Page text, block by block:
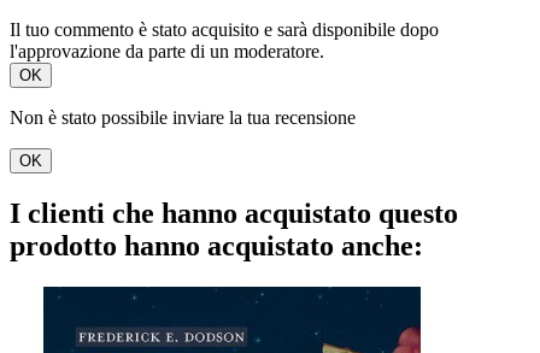
Il tuo commento è stato acquisito e sarà disponibile dopo
l'approvazione da parte di un moderatore.
OK
Non è stato possibile inviare la tua recensione
OK
I clienti che hanno acquistato questo
prodotto hanno acquistato anche: